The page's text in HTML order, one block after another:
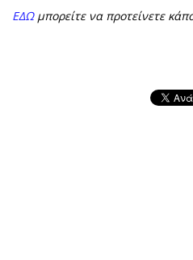
ΕΔΩμπορείτε να προτείνετε